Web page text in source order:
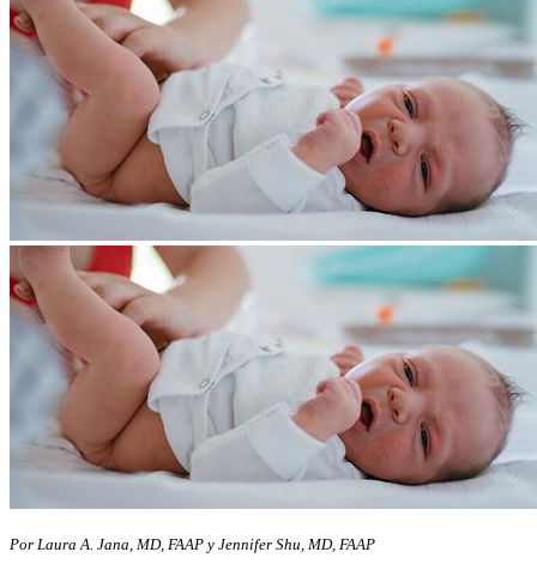
Por Laura A. Jana, MD, FAAP y Jennifer Shu, MD, FAAP